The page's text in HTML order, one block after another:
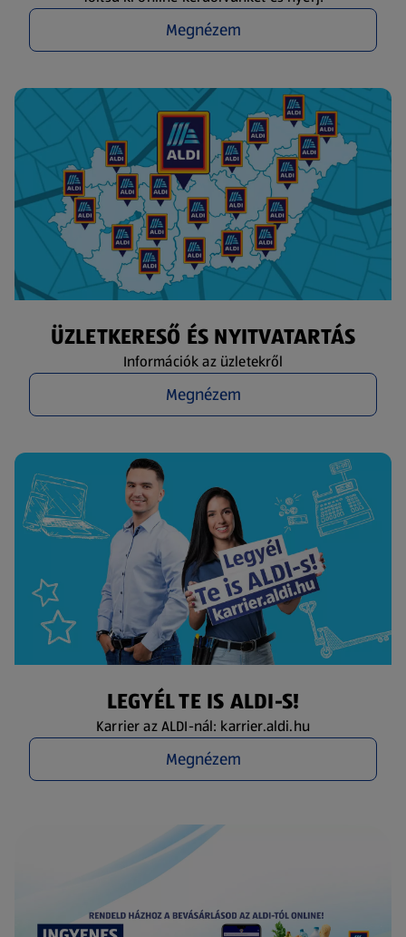
Megnézem
ÜZLETKERESŐ ÉS NYITVATARTÁS
Információk az üzletekről
Megnézem
LEGYÉL TE IS ALDI-S!
Karrier az ALDI-nál: karrier.aldi.hu
Megnézem